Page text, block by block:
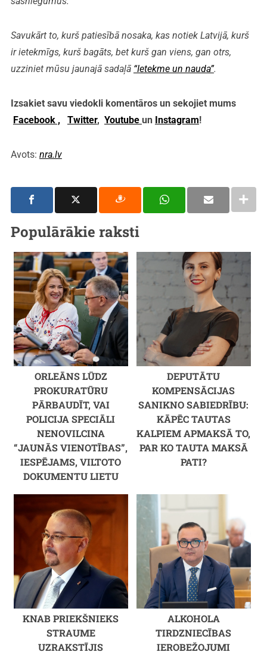
Savukārt to, kurš patiesībā nosaka, kas notiek Latvijā, kurš
ir ietekmīgs, kurš bagāts, bet kurš gan viens, gan otrs,
uzziniet mūsu jaunajā sadaļā “Ietekme un nauda”.
Izsakiet savu viedokli komentāros un sekojiet mums
Facebook ,
Twitter, Youtube un Instagram!
Avots: nra.lv
Populārākie raksti
ORLEĀNS LŪDZ
PROKURATŪRU
PĀRBAUDĪT, VAI
POLICIJA SPECIĀLI
NENOVILCINA
“JAUNĀS VIENOTĪBAS”,
IESPĒJAMS, VILTOTO
DOKUMENTU LIETU
DEPUTĀTU
KOMPENSĀCIJAS
SANIKNO SABIEDRĪBU:
KĀPĒC TAUTAS
KALPIEM APMAKSĀ TO,
PAR KO TAUTA MAKSĀ
PATI?
KNAB PRIEKŠNIEKS
STRAUME
UZRAKSTĪJIS
ALKOHOLA
TIRDZNIECĪBAS
IEROBEŽOJUMI